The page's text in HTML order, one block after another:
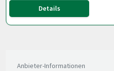
Details
Anbieter-Informationen